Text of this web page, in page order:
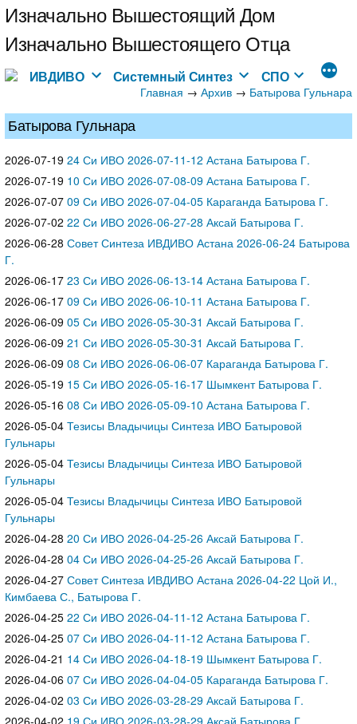
Перейти
к
содержимому
Изначально Вышестоящий Дом
Изначально Вышестоящего Отца
ИВДИВО Системный Синтез СПО
Главная → Архив → Батырова Гульнара
Батырова Гульнара
2026-07-19 24 Си ИВО 2026-07-11-12 Астана Батырова Г.
2026-07-19 10 Си ИВО 2026-07-08-09 Астана Батырова Г.
2026-07-07 09 Си ИВО 2026-07-04-05 Караганда Батырова Г.
2026-07-02 22 Си ИВО 2026-06-27-28 Аксай Батырова Г.
2026-06-28 Совет Синтеза ИВДИВО Астана 2026-06-24 Батырова
Г.
2026-06-17 23 Си ИВО 2026-06-13-14 Астана Батырова Г.
2026-06-17 09 Си ИВО 2026-06-10-11 Астана Батырова Г.
2026-06-09 05 Си ИВО 2026-05-30-31 Аксай Батырова Г.
2026-06-09 21 Си ИВО 2026-05-30-31 Аксай Батырова Г.
2026-06-09 08 Си ИВО 2026-06-06-07 Караганда Батырова Г.
2026-05-19 15 Си ИВО 2026-05-16-17 Шымкент Батырова Г.
2026-05-16 08 Си ИВО 2026-05-09-10 Астана Батырова Г.
2026-05-04 Тезисы Владычицы Синтеза ИВО Батыровой
Гульнары
2026-05-04 Тезисы Владычицы Синтеза ИВО Батыровой
Гульнары
2026-05-04 Тезисы Владычицы Синтеза ИВО Батыровой
Гульнары
2026-04-28 20 Си ИВО 2026-04-25-26 Аксай Батырова Г.
2026-04-28 04 Си ИВО 2026-04-25-26 Аксай Батырова Г.
2026-04-27 Совет Синтеза ИВДИВО Астана 2026-04-22 Цой И.,
Кимбаева С., Батырова Г.
2026-04-25 22 Си ИВО 2026-04-11-12 Астана Батырова Г.
2026-04-25 07 Си ИВО 2026-04-11-12 Астана Батырова Г.
2026-04-21 14 Си ИВО 2026-04-18-19 Шымкент Батырова Г.
2026-04-06 07 Си ИВО 2026-04-04-05 Караганда Батырова Г.
2026-04-02 03 Си ИВО 2026-03-28-29 Аксай Батырова Г.
2026-04-02 19 Си ИВО 2026-03-28-29 Аксай Батырова Г.